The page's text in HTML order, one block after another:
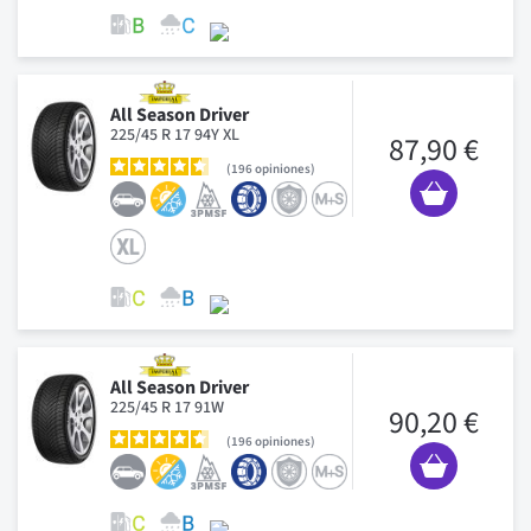
All Season Driver
225/45 R 17 94Y XL
196opiniones 87,90 €
All Season Driver
225/45 R 17 91W
196opiniones 90,20 €